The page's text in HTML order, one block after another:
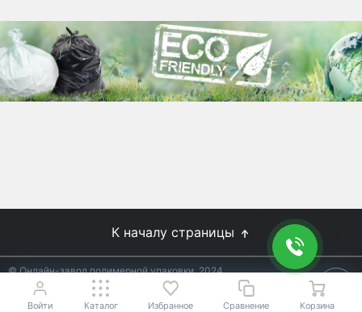
Используйте готовые решения от
лидеров отрасли.
WhitePack
8 (495) 204-18-49
К началу страницы
© Онлайн-завод полимерной упаковки, 2024
Не является публичной офертой.Условия уточняйте у
менеджеров.
Войти Каталог Избранное Сравнение Корзина